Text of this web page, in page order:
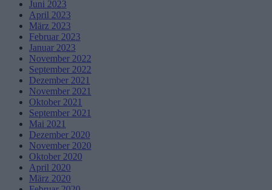
Juni 2023
April 2023
März 2023
Februar 2023
Januar 2023
November 2022
September 2022
Dezember 2021
November 2021
Oktober 2021
September 2021
Mai 2021
Dezember 2020
November 2020
Oktober 2020
April 2020
März 2020